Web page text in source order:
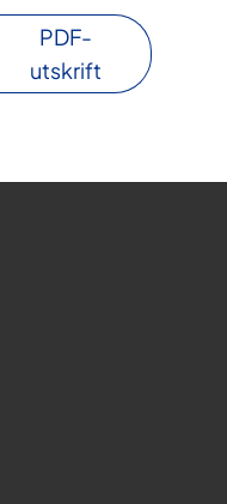
PDF-
utskrift